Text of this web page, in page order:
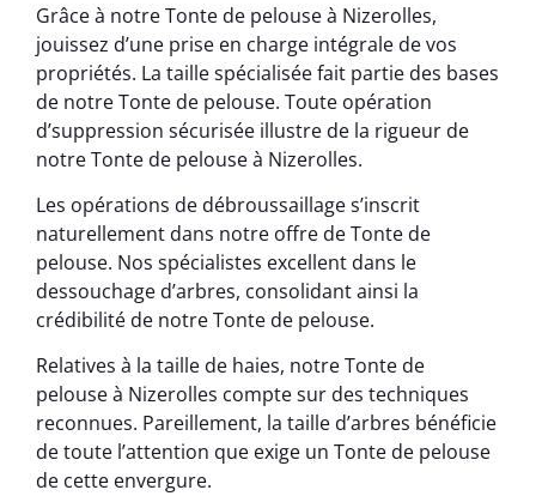
Grâce à notre Tonte de pelouse à Nizerolles,
jouissez d’une prise en charge intégrale de vos
propriétés. La taille spécialisée fait partie des bases
de notre Tonte de pelouse. Toute opération
d’suppression sécurisée illustre de la rigueur de
notre Tonte de pelouse à Nizerolles.
Les opérations de débroussaillage s’inscrit
naturellement dans notre offre de Tonte de
pelouse. Nos spécialistes excellent dans le
dessouchage d’arbres, consolidant ainsi la
crédibilité de notre Tonte de pelouse.
Relatives à la taille de haies, notre Tonte de
pelouse à Nizerolles compte sur des techniques
reconnues. Pareillement, la taille d’arbres bénéficie
de toute l’attention que exige un Tonte de pelouse
de cette envergure.